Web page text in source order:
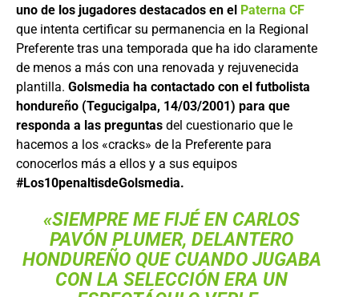
uno de los jugadores destacados en el Paterna CF
que intenta certificar su permanencia en la Regional
Preferente tras una temporada que ha ido claramente
de menos a más con una renovada y rejuvenecida
plantilla. Golsmedia ha contactado con el futbolista
hondureño (Tegucigalpa, 14/03/2001) para que
responda a las preguntas del cuestionario que le
hacemos a los «cracks» de la Preferente para
conocerlos más a ellos y a sus equipos
#Los10penaltisdeGolsmedia.
«SIEMPRE ME FIJÉ EN CARLOS
PAVÓN PLUMER, DELANTERO
HONDUREÑO QUE CUANDO JUGABA
CON LA SELECCIÓN ERA UN